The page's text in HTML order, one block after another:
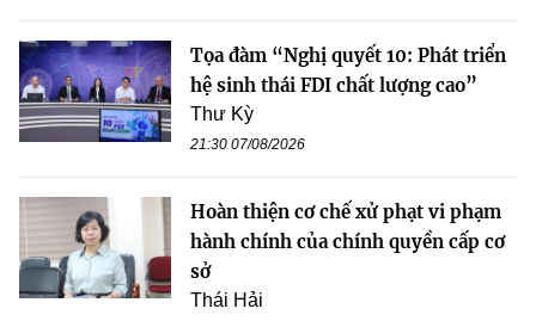
Tọa đàm “Nghị quyết 10: Phát triển
hệ sinh thái FDI chất lượng cao”
Thư Kỳ
21:30 07/08/2026
Hoàn thiện cơ chế xử phạt vi phạm
hành chính của chính quyền cấp cơ
sở
Thái Hải